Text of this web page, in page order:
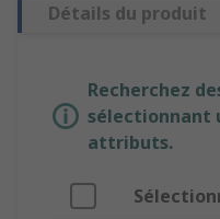
Détails du produit
Recherchez
sélectionnant
attributs.